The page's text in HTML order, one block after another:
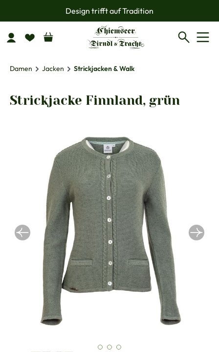
Zum Hauptinhalt springenDesign trifft auf Tradition
Damen Jacken Strickjacken & Walk
Strickjacke Finnland, grün